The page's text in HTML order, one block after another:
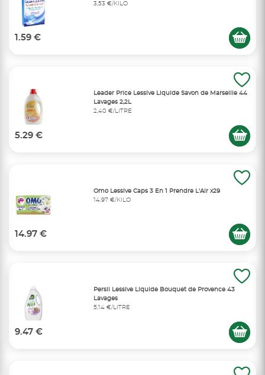
3,53 €/KILO
1.59 €
Leader Price Lessive Liquide Savon de Marseille 44
Lavages 2,2L
2,40 €/LITRE
5.29 €
Omo Lessive Caps 3 En 1 Prendre L'Air x29
14,97 €/KILO
14.97 €
Persil Lessive Liquide Bouquet de Provence 43
Lavages
5,14 €/LITRE
9.47 €